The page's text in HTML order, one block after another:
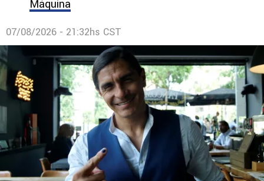
Máquina
07/08/2026 - 21:32hs CST